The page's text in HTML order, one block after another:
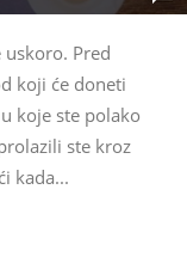
Pred
koji će doneti
koje ste polako
ste kroz
kada...